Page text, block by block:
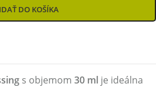
DO KOŠÍKA
s objemom 30 ml je ideálna